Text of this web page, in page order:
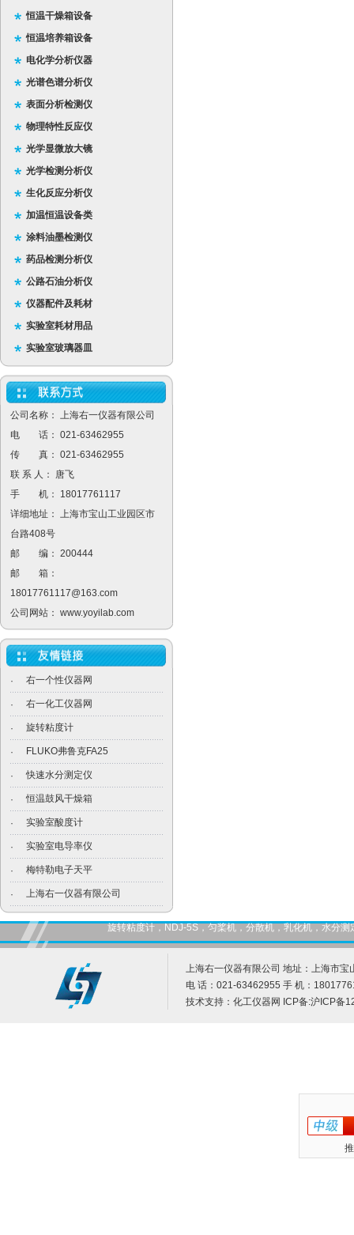
恒温干燥箱设备
恒温培养箱设备
电化学分析仪器
光谱色谱分析仪
表面分析检测仪
物理特性反应仪
光学显微放大镜
光学检测分析仪
生化反应分析仪
加温恒温设备类
涂料油墨检测仪
药品检测分析仪
公路石油分析仪
仪器配件及耗材
实验室耗材用品
实验室玻璃器皿
公司名称： 上海右一仪器有限公司
电 话： 021-63462955
传 真： 021-63462955
联 系 人： 唐飞
手 机： 18017761117
详细地址： 上海市宝山工业园区市
台路408号
邮 编： 200444
邮 箱：
18017761117@163.com
公司网站： www.yoyilab.com
· 右一个性仪器网
· 右一化工仪器网
· 旋转粘度计
· FLUKO弗鲁克FA25
· 快速水分测定仪
· 恒温鼓风干燥箱
· 实验室酸度计
· 实验室电导率仪
· 梅特勒电子天平
· 上海右一仪器有限公司
旋转粘度计，NDJ-5S，匀桨机，分散机，乳化机，水分
上海右一仪器有限公司 地址：上海市宝
电 话：021-63462955 手 机：
技术支持： 化工仪器网 ICP备:沪ICP备